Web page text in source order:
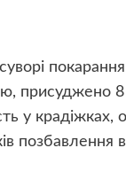
присуджено 8
у крадіжках,
позбавлення